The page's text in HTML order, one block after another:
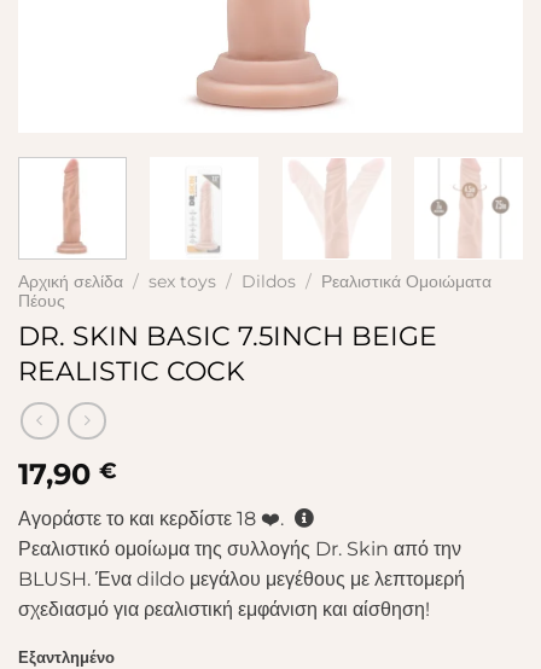
Αρχική σελίδα / sex toys / Dildos / Ρεαλιστικά Ομοιώματα
Πέους
DR. SKIN BASIC 7.5INCH BEIGE
REALISTIC COCK
17,90 €
Αγοράστε το και κερδίστε 18 ❤️.
Ρεαλιστικό ομοίωμα της συλλογής Dr. Skin από την
BLUSH. Ένα dildo μεγάλου μεγέθους με λεπτομερή
σχεδιασμό για ρεαλιστική εμφάνιση και αίσθηση!
Εξαντλημένο